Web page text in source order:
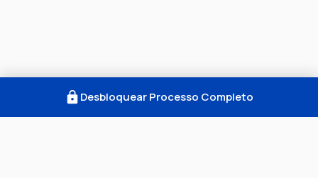
Desbloquear Processo Completo